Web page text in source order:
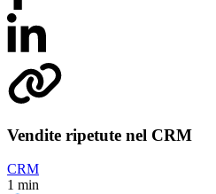
Vendite ripetute nel CRM
CRM
1 min